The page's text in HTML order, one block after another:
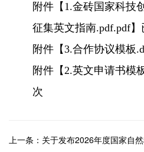
附件【 1.金砖国家科技
征集英文指南.pdf.pdf
附件【3.合作协议模板
附件【2.英文申请书模
次